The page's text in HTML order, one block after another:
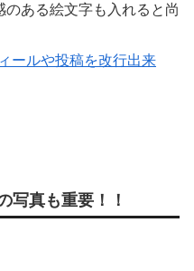
ある絵文字も入れると尚
ールや投稿を改行出来
写真も重要！！